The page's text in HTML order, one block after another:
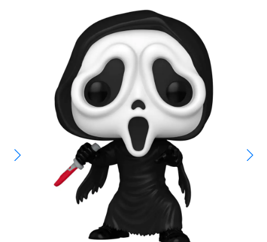
Legújabb cuccok
Akciós ajánlatok
Express szállítás
Előrendelhető cuccok
Outlet cuccok
Ajándékkártya
Szállítás és fizetés
Sorozatos cuccok